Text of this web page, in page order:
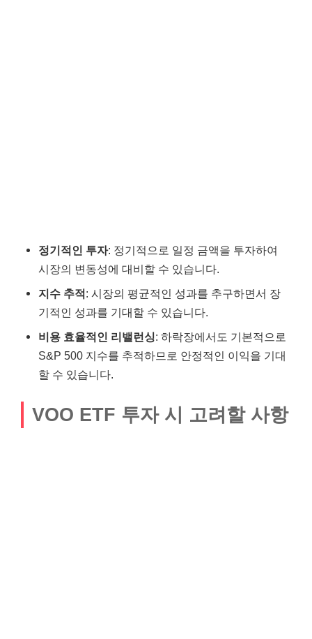
정기적인 투자: 정기적으로 일정 금액을 투자하여
시장의 변동성에 대비할 수 있습니다.
지수 추적: 시장의 평균적인 성과를 추구하면서 장
기적인 성과를 기대할 수 있습니다.
비용 효율적인 리밸런싱: 하락장에서도 기본적으로
S&P 500 지수를 추적하므로 안정적인 이익을 기대
할 수 있습니다.
VOO ETF 투자 시 고려할 사항